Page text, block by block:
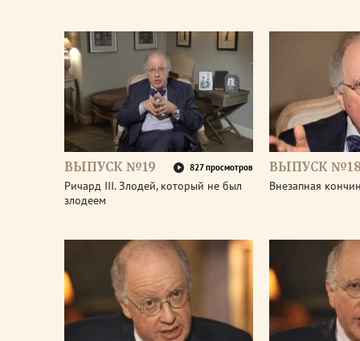
ВЫПУСК №19 827 просмотров
Ричард III. Злодей, который не был
злодеем
ВЫПУСК
Внезапная